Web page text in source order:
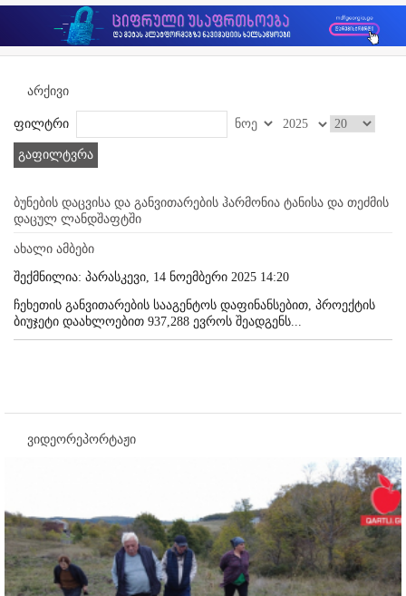
არქივი
ფილტრი
გაფილტვრა
ბუნების დაცვისა და განვითარების ჰარმონია ტანისა და თეძმის
დაცულ ლანდშაფტში
ახალი ამბები
შექმნილია: პარასკევი, 14 ნოემბერი 2025 14:20
ჩეხეთის განვითარების სააგენტოს დაფინანსებით, პროექტის
ბიუჯეტი დაახლოებით 937,288 ევროს შეადგენს...
ვიდეორეპორტაჟი